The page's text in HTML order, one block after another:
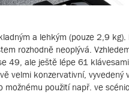
a lehkým (pouze 2,9 kg).
rozhodně neoplývá.
49, ale ještě lépe 61
velmi konzervativní, vyvedený
možnému použití např. ve